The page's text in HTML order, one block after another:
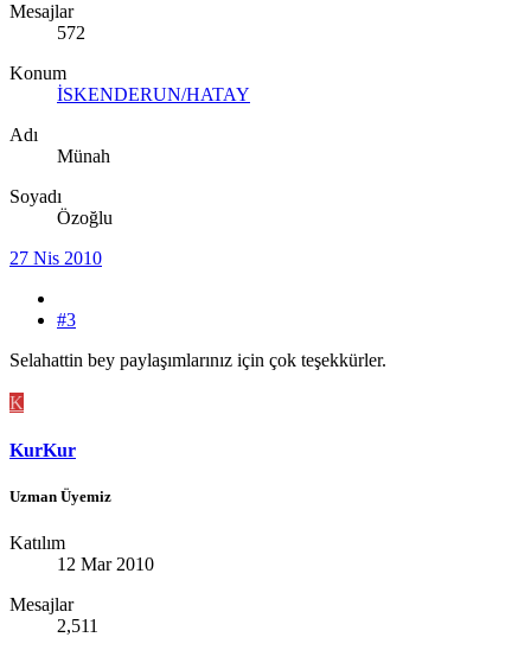
Mesajlar
572
Konum
İSKENDERUN/HATAY
Adı
Münah
Soyadı
Özoğlu
27 Nis 2010
#3
Selahattin bey paylaşımlarınız için çok teşekkürler.
K
KurKur
Uzman Üyemiz
Katılım
12 Mar 2010
Mesajlar
2,511